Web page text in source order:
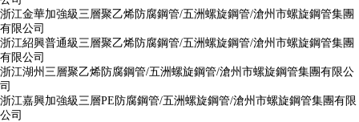
浙江金華加強級三層聚乙烯防腐鋼管/五洲螺旋鋼管/滄州市螺旋鋼管集團
有限公司
浙江紹興普通級三層聚乙烯防腐鋼管/五洲螺旋鋼管/滄州市螺旋鋼管集團
有限公司
浙江湖州三層聚乙烯防腐鋼管/五洲螺旋鋼管/滄州市螺旋鋼管集團有限公
司
浙江嘉興加強級三層PE防腐鋼管/五洲螺旋鋼管/滄州市螺旋鋼管集團有限
公司